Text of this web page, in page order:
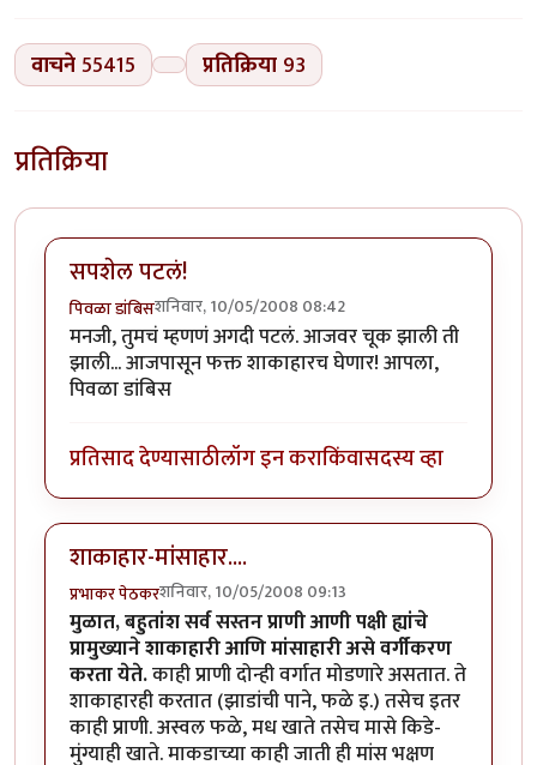
वाचने55415 प्रतिक्रिया 93
प्रतिक्रिया
सपशेल पटलं!
पिवळा डांबिसशनिवार, 10/05/2008 08:42
मनजी, तुमचं म्हणणं अगदी पटलं. आजवर चूक झाली ती
झाली... आजपासून फक्त शाकाहारच घेणार! आपला,
पिवळा डांबिस
प्रतिसाद देण्यासाठीलॉग इन कराकिंवासदस्य व्हा
शाकाहार-मांसाहार....
प्रभाकर पेठकरशनिवार, 10/05/2008 09:13
मुळात, बहुतांश सर्व सस्तन प्राणी आणी पक्षी ह्यांचे
प्रामुख्याने शाकाहारी आणि मांसाहारी असे वर्गीकरण
करता येते.काही प्राणी दोन्ही वर्गात मोडणारे असतात. ते
शाकाहारही करतात (झाडांची पाने, फळे इ.) तसेच इतर
काही प्राणी. अस्वल फळे, मध खाते तसेच मासे किडे-
मुंग्याही खाते. माकडाच्या काही जाती ही मांस भक्षण